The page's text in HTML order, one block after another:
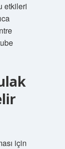
etkileri
için